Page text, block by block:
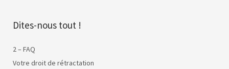
Dites-nous tout !
2 – FAQ
Votre droit de rétractation